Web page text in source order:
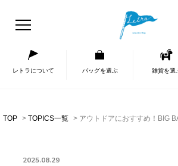
レトラについて バッグを選ぶ 雑貨を選
TOP TOPICS一覧 アウトドアにおすすめ！BIG
2025.08.29